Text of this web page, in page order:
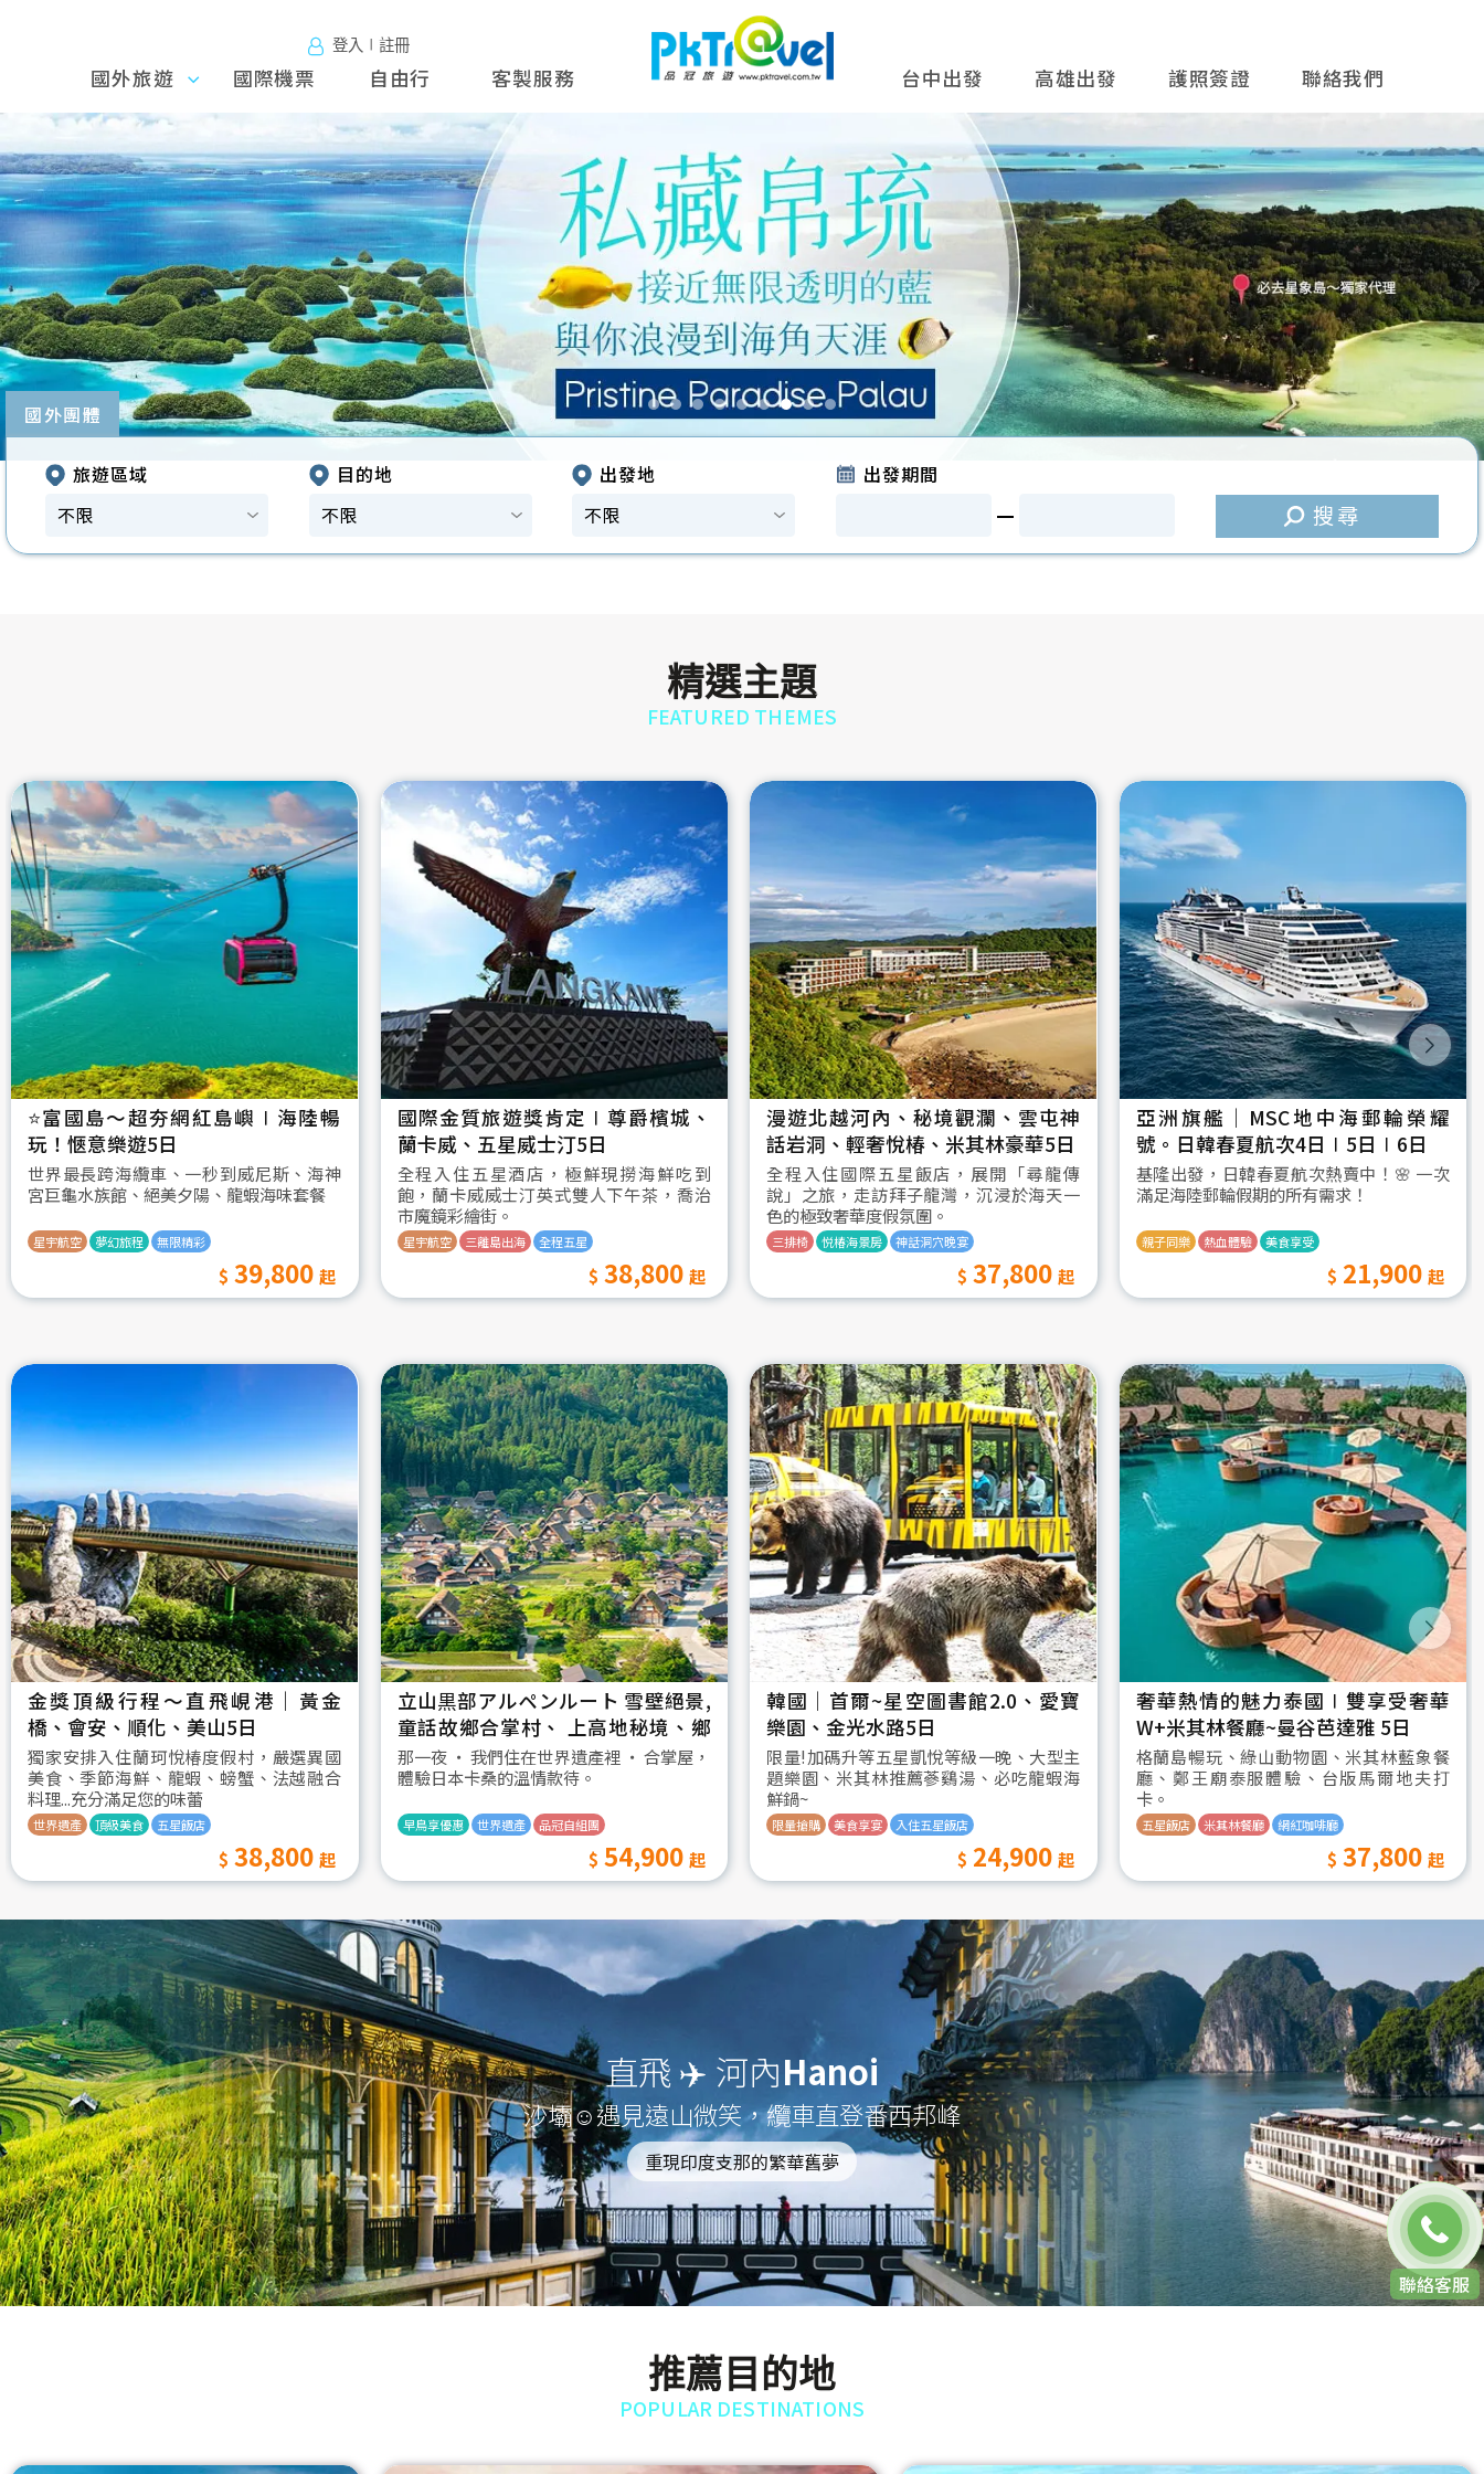
登入∣註冊
國外旅
遊
國外旅遊 國際機票 自由行 客製服務 台中出發 高雄出發 護照簽證 聯絡我們
往前 往後
國外團體
旅遊區域 目的地 出發地 出發期間
精選主題
FEATURED THEMES
⭐️富國島～超夯網紅島嶼∣海陸暢
玩！愜意樂遊5日
世界最長跨海纜車、一秒到威尼斯、海神
宮巨龜水族館、絕美夕陽、龍蝦海味套餐
星宇航空 夢幻旅程 無限精彩
39,800
國際金質旅遊獎肯定∣尊爵檳城、
蘭卡威、五星威士汀5日
全程入住五星酒店，極鮮現撈海鮮吃到
飽，蘭卡威威士汀英式雙人下午茶，喬治
市魔鏡彩繪街。
星宇航空 三離島出海 全程五星
38,800
漫遊北越河內、秘境觀瀾、雲屯神
話岩洞、輕奢悅椿、米其林豪華5日
全程入住國際五星飯店，展開「尋龍傳
說」之旅，走訪拜子龍灣，沉浸於海天一
色的極致奢華度假氛圍。
三排椅 悦椿海景房 神話洞穴晚宴
37,800
亞洲旗艦｜MSC地中海郵輪榮耀
號。日韓春夏航次4日∣5日∣6日
基隆出發，日韓春夏航次熱賣中！🌸 一次
滿足海陸郵輪假期的所有需求！
親子同樂 熱血體驗 美食享受
21,900
金獎頂級行程～直飛峴港｜黃金
橋、會安、順化、美山5日
獨家安排入住蘭珂悅椿度假村，嚴選異國
美食、季節海鮮、龍蝦、螃蟹、法越融合
料理...充分滿足您的味蕾
世界遺產 頂級美食 五星飯店
38,800
立山黒部アルペンルート 雪壁絕景,
童話故鄉合掌村、 上高地秘境、鄉
村古街町5日
那一夜 ‧ 我們住在世界遺產裡 ‧ 合掌屋，
體驗日本卡桑的溫情款待。
早鳥享優惠 世界遺產 品冠自組團
54,900
韓國│首爾~星空圖書館2.0、愛寶
樂園、金光水路5日
限量!加碼升等五星凱悅等級一晚、大型主
題樂園、米其林推薦蔘鷄湯、必吃龍蝦海
鮮鍋~
限量搶購 美食享宴 入住五星飯店
24,900
奢華熱情的魅力泰國∣雙享受奢華
W+米其林餐廳~曼谷芭達雅 5日
格蘭島暢玩、綠山動物園、米其林藍象餐
廳、鄭王廟泰服體驗、台版馬爾地夫打
卡。
五星飯店 米其林餐廳 網紅咖啡廳
37,800
直飛 ✈️ 河內Hanoi
沙壩☺遇見遠山微笑，纜車直登番西邦峰
重現印度支那的繁華舊夢
推薦目的地
POPULAR DESTINATIONS
聯絡客服
免費通話